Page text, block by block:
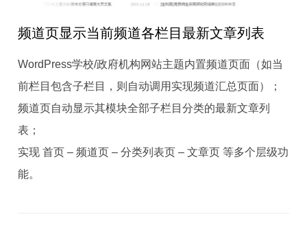
频道页显示当前频道各栏目最新文章列表
WordPress学校/政府机构网站主题内置频道页面（如当
前栏目包含子栏目，则自动调用实现频道汇总页面）；
频道页自动显示其模块全部子栏目分类的最新文章列
表；
实现 首页 – 频道页 – 分类列表页 – 文章页 等多个层级功
能。